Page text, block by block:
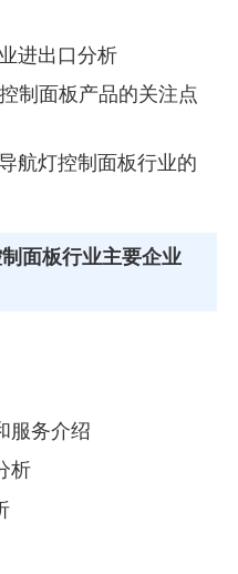
进出口分析
制面板产品的关注点
航灯控制面板行业的
面板行业主要企业
服务介绍
析